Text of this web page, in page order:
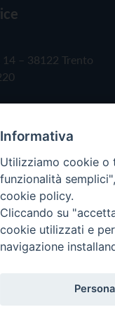
– 38122 Trento
Tutti i diritti
Informativa
Utilizziamo cookie o
funzionalità
cookie policy.
Cliccando su
cookie utilizzati e
navigazione